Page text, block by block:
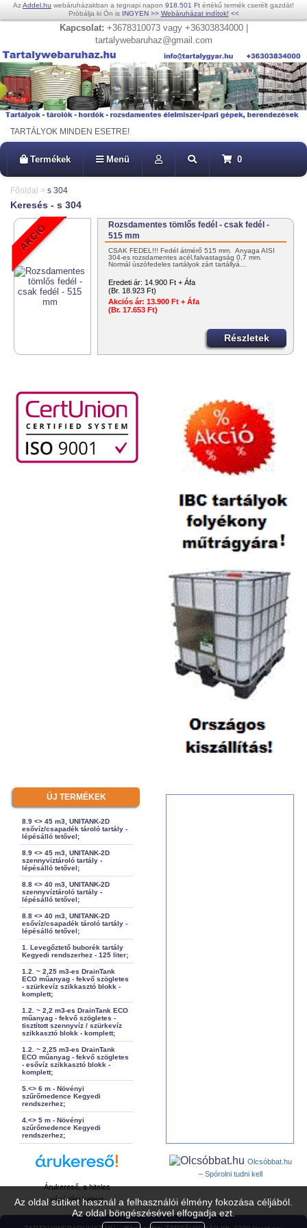
Az oldal sütiket használ a felhasználói élmény fokozása céljából.
Az oldal böngészésével elfogadja ezt.
AzAddel.hu webáruházakban a tegnapi napon 918.501 Ft értékű termék cserélt gazdát!
Próbálja ki Ön is INGYEN >> Webáruházat indítok! <<
Kapcsolat: +3678310073 vagy +36303834000 |
tartalywebaruhaz@gmail.com
TARTÁLYOK MINDEN ESETRE!
Termékek Menü 0
Főoldal > s 304
Keresés - s 304
Rozsdamentes tömlős fedél - csak fedél -
515 mm
CSAK FEDÉL!!! Fedél átmérő 515 mm. Anyaga AISI
304-es rozsdamentes acél,falvastagság 0,7 mm.
Normál úszófedeles tartályok zárt tartállyá…
Eredeti ár: 14.900 Ft + Áfa
(Br. 18.923 Ft)
Akciós ár: 13.900 Ft + Áfa
(Br. 17.653 Ft)
Részletek
ÚJ TERMÉKEK
8.9 <> 45 m3, UNITANK-2D
esővíz/csapadék tároló tartály -
lépésálló tetővel;
8.9 <> 45 m3, UNITANK-2D
szennyvíztároló tartály -
lépésálló tetővel;
8.8 <> 40 m3, UNITANK-2D
szennyvíztároló tartály -
lépésálló tetővel;
8.8 <> 40 m3, UNITANK-2D
esővíz/csapadék tároló tartály -
lépésálló tetővel;
1. Levegőztető buborék tartály
Kegyedi rendszerhez - 125 liter;
1.2. ~ 2,25 m3-es DrainTank
ECO műanyag - fekvő szögletes
- szürkevíz szikkasztó blokk -
komplett;
1.2. ~ 2,2 m3-es DrainTank ECO
műanyag - fekvő szögletes -
tisztított szennyvíz / szürkevíz
szikkasztó blokk - komplett;
1.2. ~ 2,25 m3-es DrainTank
ECO műanyag - fekvő szögletes
- esővíz szikkasztó blokk -
komplett;
5.<> 6 m - Növényi
szűrőmedence Kegyedi
rendszerhez;
4.<> 5 m - Növényi
szűrőmedence Kegyedi
rendszerhez;
Árukereső, a hiteles
vásárlási kalauz
Olcsóbbat.hu
– Spórolni tudni kell